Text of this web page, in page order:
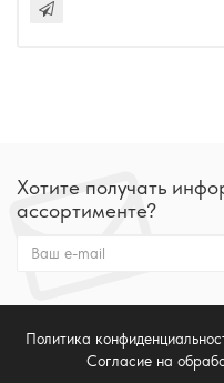
Хотите получать
ассортименте?
Политика
Согласие на